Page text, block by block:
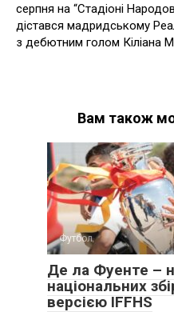
серпня на “Стадіоні
дістався мадридському
з дебютним голом Кіліана
Вам також
Футбол
Де ла Фуенте –
національних
версією IFFHS